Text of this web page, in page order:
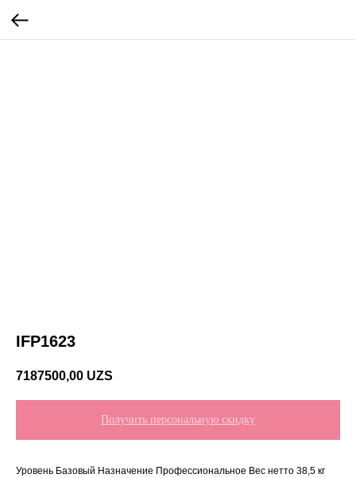
IFP1623
7187500,00 UZS
Получить персональную скидку
Уровень Базовый Назначение Профессиональное Вес нетто 38,5 кг